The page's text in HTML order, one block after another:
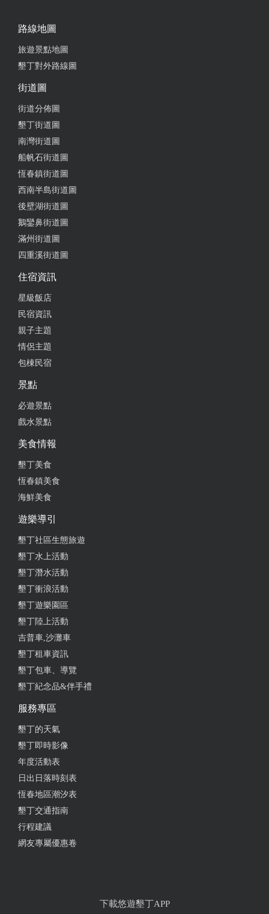
室內溫馨，戶外庭園大空間，適合包棟來玩，只不過
尋 另一真實的自己。。。待續
路線地圖
旅遊景點地圖
墾丁對外路線圖
街道圖
街道分佈圖
墾丁街道圖
南灣街道圖
船帆石街道圖
恆春鎮街道圖
西南半島街道圖
後壁湖街道圖
鵝鑾鼻街道圖
滿州街道圖
四重溪街道圖
住宿資訊
星級飯店
民宿資訊
親子主題
情侶主題
包棟民宿
景點
必遊景點
戲水景點
美食情報
墾丁美食
恆春鎮美食
海鮮美食
遊樂導引
墾丁社區生態旅遊
墾丁水上活動
墾丁潛水活動
墾丁衝浪活動
墾丁遊樂園區
墾丁陸上活動
吉普車,沙灘車
墾丁租車資訊
墾丁包車、導覽
墾丁紀念品&伴手禮
服務專區
墾丁的天氣
墾丁即時影像
年度活動表
日出日落時刻表
恆春地區潮汐表
墾丁交通指南
行程建議
網友專屬優惠卷
下載悠遊墾丁APP